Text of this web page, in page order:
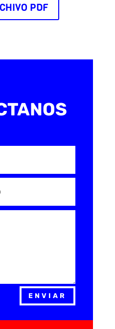
PDF
ENVIAR